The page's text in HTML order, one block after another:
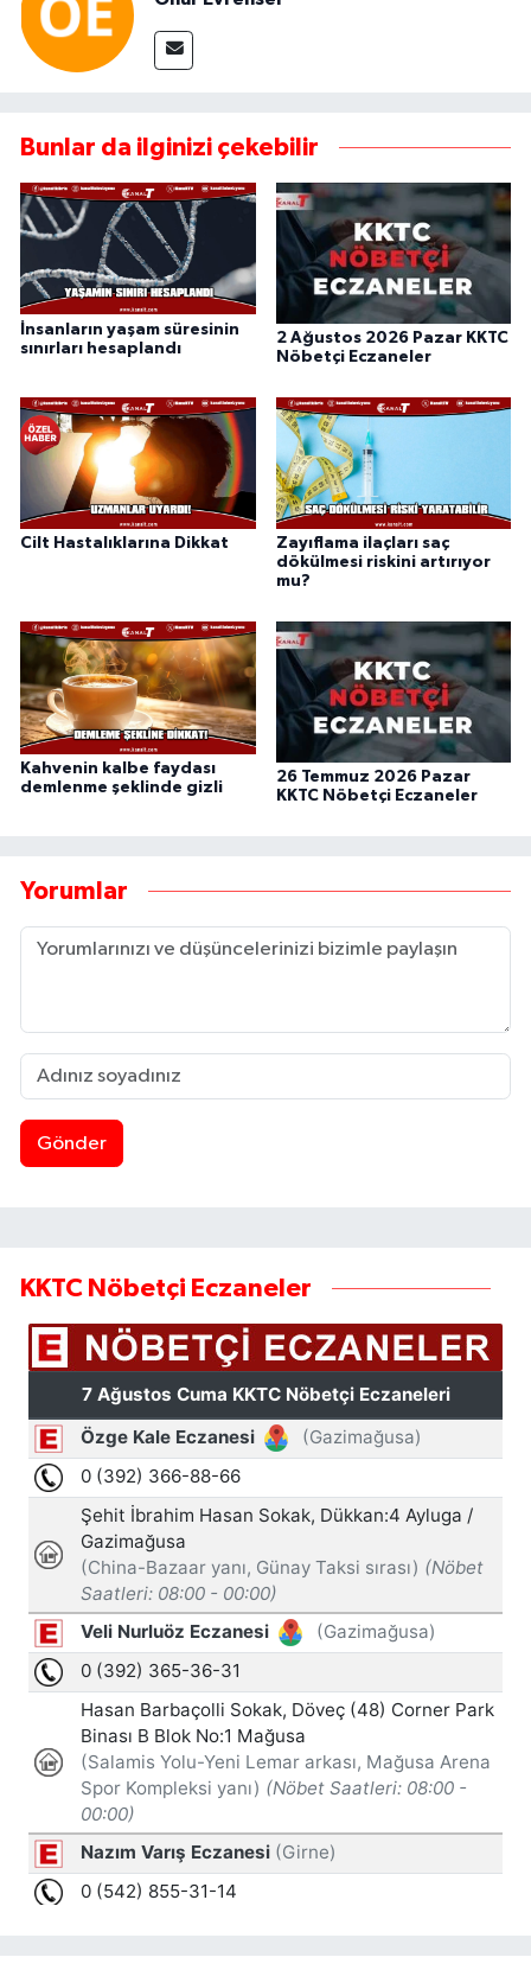
Bunlar da ilginizi çekebilir
İnsanların yaşam süresinin
sınırları hesaplandı
2 Ağustos 2026 Pazar KKTC
Nöbetçi Eczaneler
Cilt Hastalıklarına Dikkat
Zayıflama ilaçları saç
dökülmesi riskini artırıyor
mu?
Kahvenin kalbe faydası
demlenme şeklinde gizli
26 Temmuz 2026 Pazar
KKTC Nöbetçi Eczaneler
Yorumlar
Gönder
KKTC Nöbetçi Eczaneler